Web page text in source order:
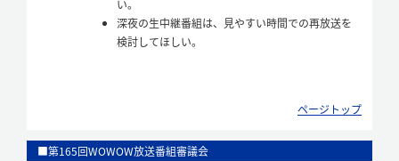
い。
深夜の生中継番組は、見やすい時間での再放送を
検討してほしい。
ページトップ
■第165回WOWOW放送番組審議会